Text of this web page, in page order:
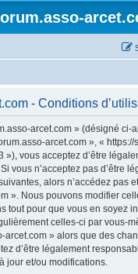
- Conditions
arcet.com » (désigné ci-
arcet.com », « https://
»), vous acceptez d’être
vous n’acceptez pas d’être
alors n’accédez pas
». Nous pouvons modifier
tout pour que vous en soyez
celles-ci par vous-
arcet.com » alors que des
d’être légalement
jour et/ou modifications.